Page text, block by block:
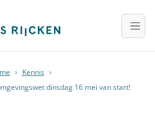
› Kennis ›
dinsdag 16 mei van start!